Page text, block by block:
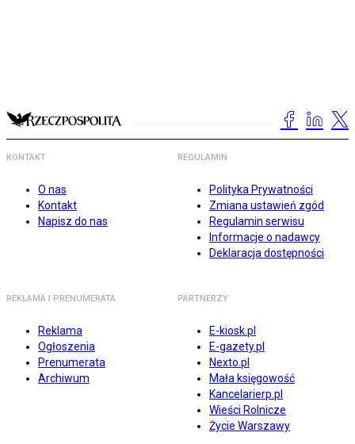
KONTAKT
O nas
Kontakt
Napisz do nas
REGULAMIN
Polityka Prywatności
Zmiana ustawień zgód
Regulamin serwisu
Informacje o nadawcy
Deklaracja dostępności
REKLAMA I PRENUMERATA
Reklama
Ogłoszenia
Prenumerata
Archiwum
PARTNERZY
E-kiosk.pl
E-gazety.pl
Nexto.pl
Mała księgowość
Kancelarierp.pl
Wieści Rolnicze
Życie Warszawy